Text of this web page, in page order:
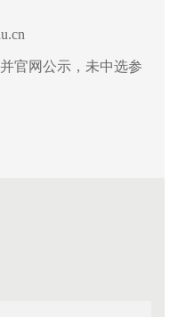
官网公示，未中选参